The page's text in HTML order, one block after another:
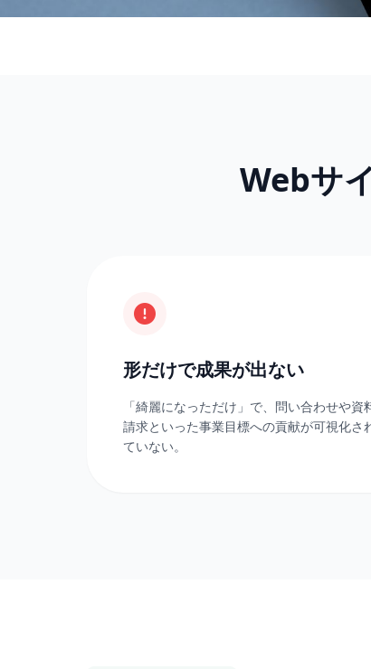
Webサ
形だけで成果が出ない
「綺麗になっただけ」で、問い合わせや資
請求といった事業目標への貢献が可視化さ
ていない。